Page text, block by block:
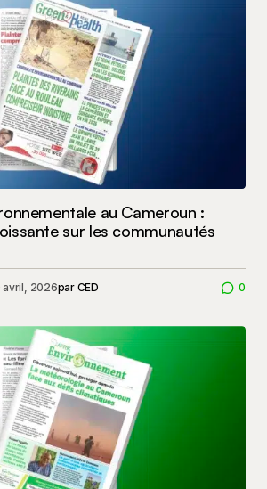
au Cameroun :
sur les communautés
avril, 2026par CED 0